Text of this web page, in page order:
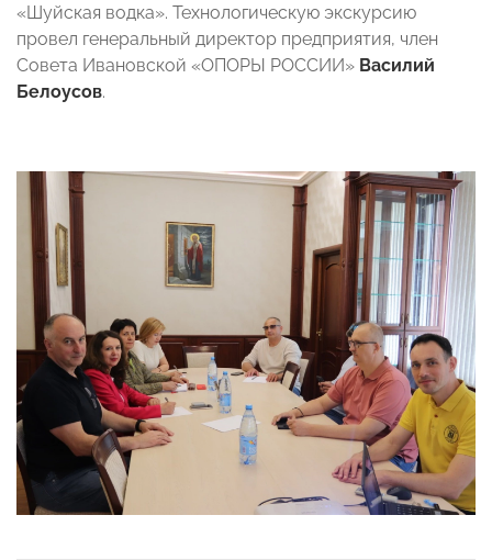
«Шуйская водка». Технологическую экскурсию
провел генеральный директор предприятия, член
Совета Ивановской «ОПОРЫ РОССИИ» Василий
Белоусов.